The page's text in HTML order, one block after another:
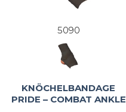
5090
KNÖCHELBANDAGE
PRIDE – COMBAT ANKLE